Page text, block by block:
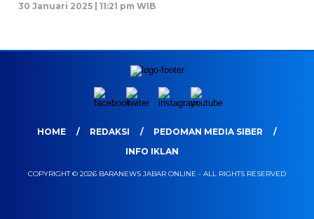
30 Januari 2025 | 11:21 pm WIB
HOME REDAKSI
PEDOMAN MEDIA SIBER
INFO IKLAN
COPYRIGHT © 2026 BARANEWS JABAR ONLINE - ALL RIGHTS RESERVED